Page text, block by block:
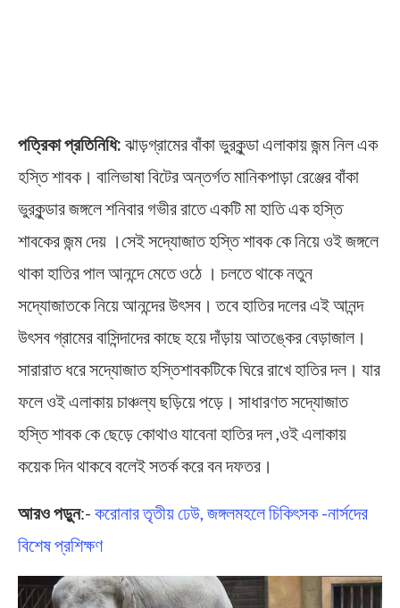
পত্রিকা প্রতিনিধি: ঝাড়গ্রামের বাঁকা ভুরকুন্ডা এলাকায় জন্ম নিল এক
হস্তি শাবক। বালিভাষা বিটের অন্তর্গত মানিকপাড়া রেঞ্জের বাঁকা
ভুরকুন্ডার জঙ্গলে শনিবার গভীর রাতে একটি মা হাতি এক হস্তি
শাবকের জন্ম দেয় ।সেই সদ্যোজাত হস্তি শাবক কে নিয়ে ওই জঙ্গলে
থাকা হাতির পাল আনন্দে মেতে ওঠে । চলতে থাকে নতুন
সদ্যোজাতকে নিয়ে আনন্দের উৎসব। তবে হাতির দলের এই আনন্দ
উৎসব গ্রামের বাসিন্দাদের কাছে হয়ে দাঁড়ায় আতঙ্কের বেড়াজাল।
সারারাত ধরে সদ্যোজাত হস্তিশাবকটিকে ঘিরে রাখে হাতির দল। যার
ফলে ওই এলাকায় চাঞ্চল্য ছড়িয়ে পড়ে। সাধারণত সদ্যোজাত
হস্তি শাবক কে ছেড়ে কোথাও যাবেনা হাতির দল ,ওই এলাকায়
কয়েক দিন থাকবে বলেই সতর্ক করে বন দফতর।
আরও পড়ুন:- করোনার তৃতীয় ঢেউ, জঙ্গলমহলে চিকিৎসক -নার্সদের
বিশেষ প্রশিক্ষণ